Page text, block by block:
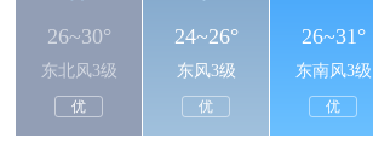
26~30°
东北风3级
优
24~26°
东风3级
优
26~31°
东南风3级
优